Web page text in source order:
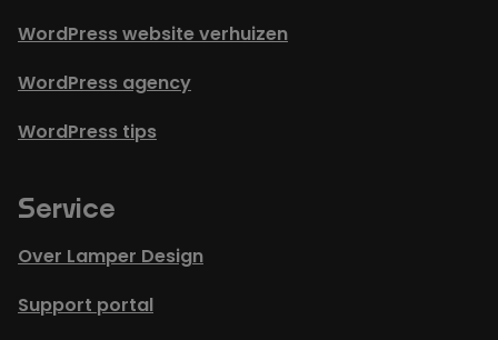
WordPress website verhuizen
WordPress agency
WordPress tips
Service
Over Lamper Design
Support portal